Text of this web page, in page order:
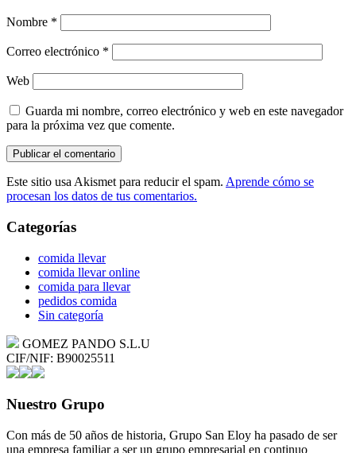
Nombre *
Correo electrónico *
Web
Guarda mi nombre, correo electrónico y web en este navegador
para la próxima vez que comente.
Este sitio usa Akismet para reducir el spam. Aprende cómo se
procesan los datos de tus comentarios.
Categorías
comida llevar
comida llevar online
comida para llevar
pedidos comida
Sin categoría
GOMEZ PANDO S.L.U
CIF/NIF: B90025511
Nuestro Grupo
Con más de 50 años de historia, Grupo San Eloy ha pasado de ser
una empresa familiar a ser un grupo empresarial en continuo